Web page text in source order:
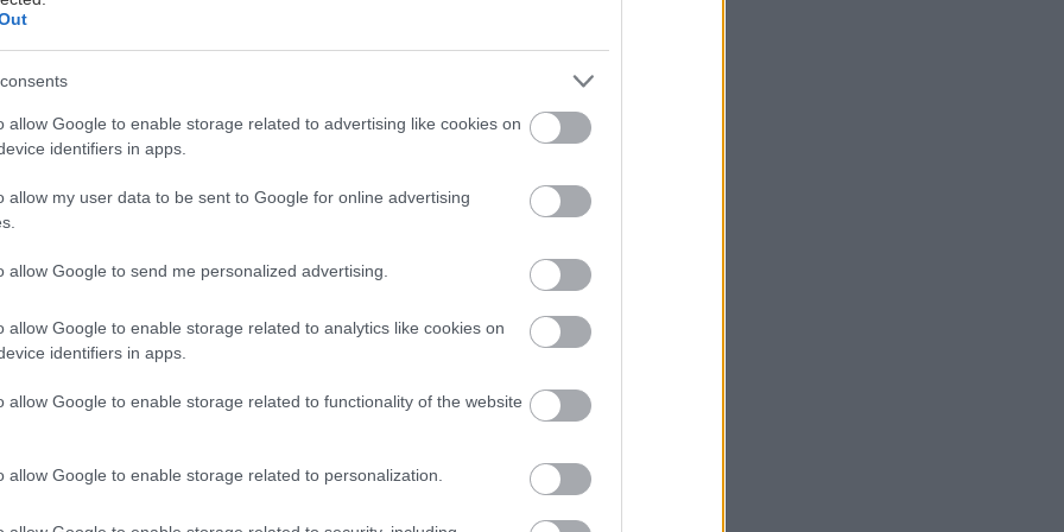
allow Google to enable storage related to advertising like cookies on
identifiers in apps.
allow my user data to be sent to Google for online advertising
allow Google to send me personalized advertising.
allow Google to enable storage related to analytics like cookies on
identifiers in apps.
allow Google to enable storage related to functionality of the website
allow Google to enable storage related to personalization.
ντας δύο στο σπίτι, έχω βρει μερικά κόλπα για να μην τρώμε το ίδιο
έχει γίνει πολύ φίλη μου, αν και δεν καταψύχονται όλα τα
Την οικιακή, βεβαίως, γιατί όλα αυτά υπάρχουν στη
εκδοχή στα ψυγεία των σουπερμάρκετ, μόνο που τα αποφεύγω
της προκοπής, παρόλο που ίσως – με έμφαση στο ίσως –,
έτοιμα κατεψυγμένα γεύματα δεν μπαίνω καν στη συζήτηση.
είναι οι πολλαπλές συνταγές με το ίδιο βασικό υλικό,
ει δυνατόν, με τον ίδιο τρόπο, π.χ. βραστό ή ψητό κοτόπουλο,
μαγειρεμένος κιμάς, βρασμένο ρύζι, μαγειρεμένα ή
και πολλά άλλα. Έτσι, το μεγάλο κουνουπίδι που είχα αγοράσει